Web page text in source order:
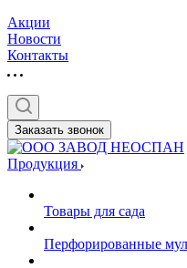
Акции
Новости
Контакты
Заказать звонок
Продукция
Товары для сада
Перфорированные